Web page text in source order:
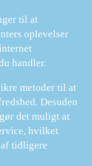
til at
oplevelser
handler.
metoder til at
Desuden
det muligt at
hvilket
tidligere